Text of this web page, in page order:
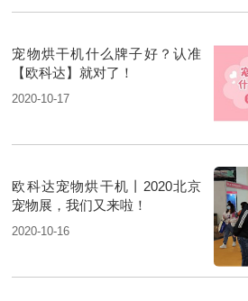
宠物烘干机什么牌子好？认准
【欧科达】就对了！
2020-10-17
欧科达宠物烘干机丨2020北京
宠物展，我们又来啦！
2020-10-16